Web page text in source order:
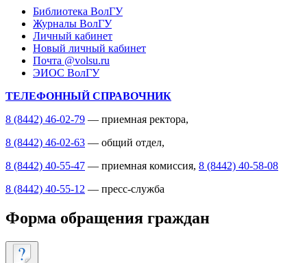
Библиотека ВолГУ
Журналы ВолГУ
Личный кабинет
Новый личный кабинет
Почта @volsu.ru
ЭИОС ВолГУ
ТЕЛЕФОННЫЙ СПРАВОЧНИК
8 (8442) 46-02-79 — приемная ректора,
8 (8442) 46-02-63 — общий отдел,
8 (8442) 40-55-47 — приемная комиссия, 8 (8442) 40-58-08
8 (8442) 40-55-12 — пресс-служба
Форма обращения граждан